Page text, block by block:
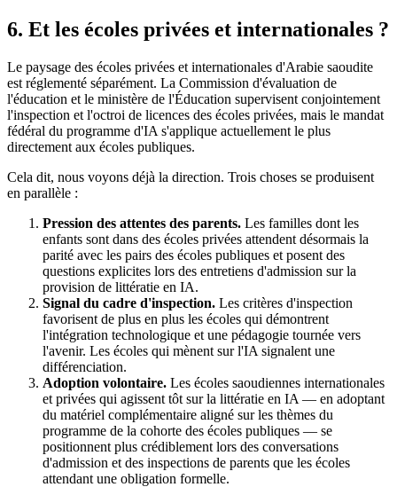
6. Et les écoles privées et internationales ?
Le paysage des écoles privées et internationales d'Arabie saoudite
est réglementé séparément. La Commission d'évaluation de
l'éducation et le ministère de l'Éducation supervisent conjointement
l'inspection et l'octroi de licences des écoles privées, mais le mandat
fédéral du programme d'IA s'applique actuellement le plus
directement aux écoles publiques.
Cela dit, nous voyons déjà la direction. Trois choses se produisent
en parallèle :
Pression des attentes des parents. Les familles dont les
enfants sont dans des écoles privées attendent désormais la
parité avec les pairs des écoles publiques et posent des
questions explicites lors des entretiens d'admission sur la
provision de littératie en IA.
Signal du cadre d'inspection. Les critères d'inspection
favorisent de plus en plus les écoles qui démontrent
l'intégration technologique et une pédagogie tournée vers
l'avenir. Les écoles qui mènent sur l'IA signalent une
différenciation.
Adoption volontaire. Les écoles saoudiennes internationales
et privées qui agissent tôt sur la littératie en IA — en adoptant
du matériel complémentaire aligné sur les thèmes du
programme de la cohorte des écoles publiques — se
positionnent plus crédiblement lors des conversations
d'admission et des inspections de parents que les écoles
attendant une obligation formelle.